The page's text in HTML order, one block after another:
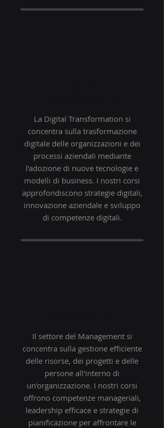
La Digital Transformation si
concentra sulla trasformazione
digitale delle organizzazioni e dei
processi aziendali mediante
l'adozione di nuove tecnologie e
modelli di business. I nostri corsi
approfondiscono strategie digitali,
innovazione aziendale e sviluppo
di competenze digitali.
Il settore del Management si
concentra sulla gestione efficiente
delle risorse, dei progetti e delle
persone all'interno di
un'organizzazione. I nostri corsi
offrono competenze manageriali,
leadership efficace e strategie di
pianificazione per affrontare le